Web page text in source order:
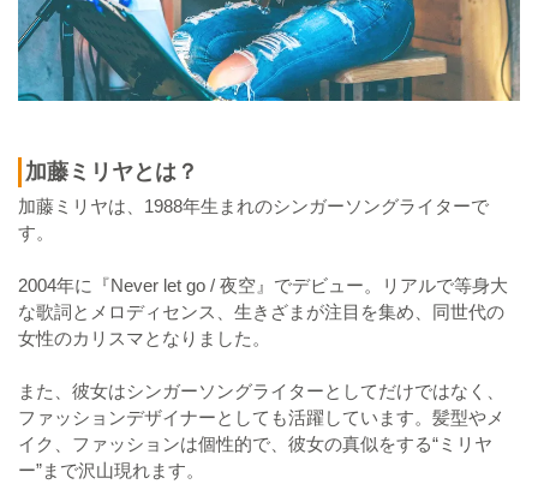
加藤ミリヤとは？
加藤ミリヤは、1988年生まれのシンガーソングライターで
す。
2004年に『Never let go / 夜空』でデビュー。リアルで等身大
な歌詞とメロディセンス、生きざまが注目を集め、同世代の
女性のカリスマとなりました。
また、彼女はシンガーソングライターとしてだけではなく、
ファッションデザイナーとしても活躍しています。髪型やメ
イク、ファッションは個性的で、彼女の真似をする“ミリヤ
ー”まで沢山現れます。